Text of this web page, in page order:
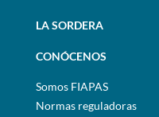
LA SORDERA
CONÓCENOS
Somos FIAPAS
Normas reguladoras